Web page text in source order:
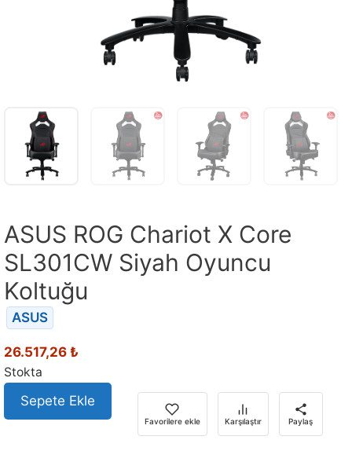
ASUS ROG Chariot X Core
SL301CW Siyah Oyuncu
Koltuğu
ASUS
26.517,26 ₺
Stokta
Sepete Ekle
Favorilere ekle Karşılaştır Paylaş